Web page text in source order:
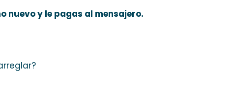
nuevo y le pagas al mensajero.